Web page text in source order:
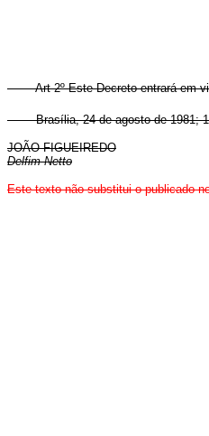
Art 2º Este Decreto entrará em
Brasília, 24 de agosto de 1981;
JOÃO FIGUEIREDO
Delfim Netto
Este texto não substitui o publicado